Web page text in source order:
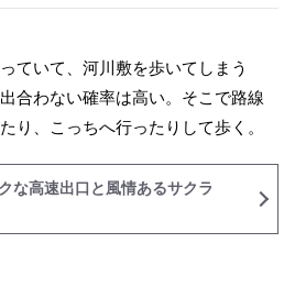
ていて、河川敷を歩いてしまう
合わない確率は高い。そこで路線
り、こっちへ行ったりして歩く。
高速出口と風情あるサクラ